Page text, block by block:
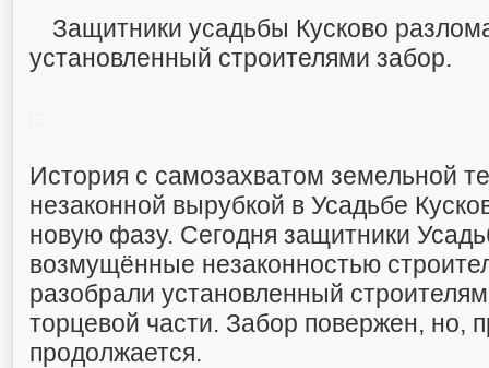
Защитники усадьбы Кусково
установленный строителями забор.
История с самозахватом земельной
незаконной вырубкой в Усадьбе
новую фазу. Сегодня защитники
возмущённые незаконностью
разобрали установленный
торцевой части. Забор повержен, но,
продолжается.